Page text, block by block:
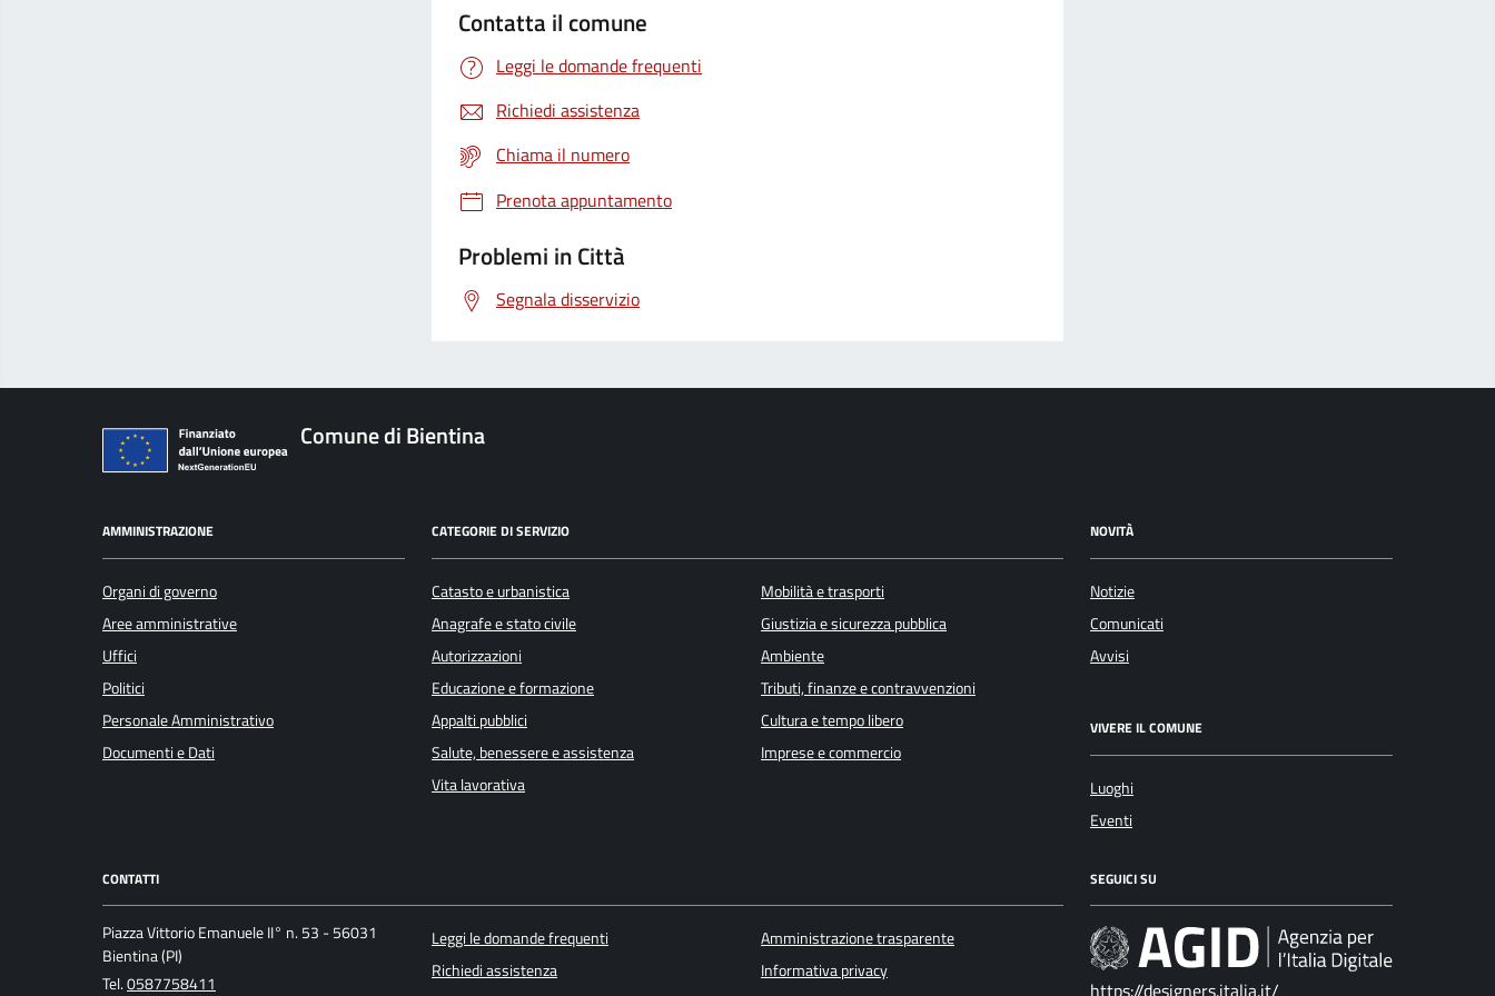
Contatta il comune
Leggi le domande frequenti
Richiedi assistenza
Chiama il numero
Prenota appuntamento
Problemi in Città
Segnala disservizio
Comune di Bientina
AMMINISTRAZIONE
Organi di governo
Aree amministrative
Uffici
Politici
Personale Amministrativo
Documenti e Dati
CATEGORIE DI SERVIZIO
Catasto e urbanistica
Anagrafe e stato civile
Autorizzazioni
Educazione e formazione
Appalti pubblici
Salute, benessere e assistenza
Vita lavorativa
Mobilità e trasporti
Giustizia e sicurezza pubblica
Ambiente
Tributi, finanze e contravvenzioni
Cultura e tempo libero
Imprese e commercio
NOVITÀ
Notizie
Comunicati
Avvisi
VIVERE IL COMUNE
Luoghi
Eventi
CONTATTI
Piazza Vittorio Emanuele II° n. 53 - 56031
Bientina (PI)
Tel.0587758411
Leggi le domande frequenti
Richiedi assistenza
Amministrazione trasparente
Informativa privacy
SEGUICI SU